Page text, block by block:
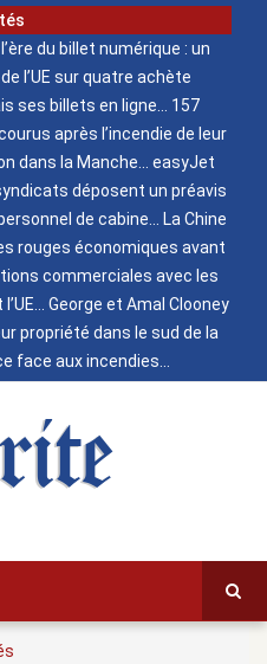
l’ère du billet numérique : un
l’UE sur quatre achète
ses billets en ligne
157
après l’incendie de leur
dans la Manche
easyJet
déposent un préavis
de cabine
La Chine
rouges économiques avant
commerciales avec les
George et Amal Clooney
propriété dans le sud de la
face aux incendies